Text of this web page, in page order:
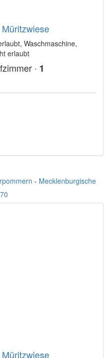
Waschmaschine,
erlaubt
· 1
- Mecklenburgische